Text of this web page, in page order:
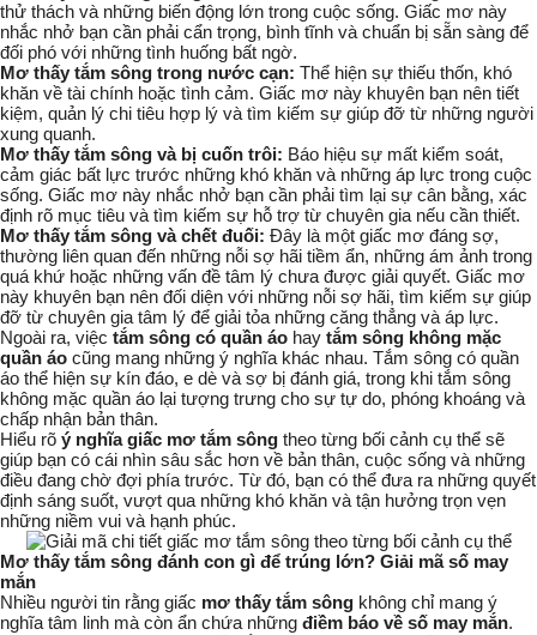
thử thách và những biến động lớn trong cuộc sống. Giấc mơ này
nhắc nhở bạn cần phải cẩn trọng, bình tĩnh và chuẩn bị sẵn sàng để
đối phó với những tình huống bất ngờ.
Mơ thấy tắm sông trong nước cạn: Thể hiện sự thiếu thốn, khó
khăn về tài chính hoặc tình cảm. Giấc mơ này khuyên bạn nên tiết
kiệm, quản lý chi tiêu hợp lý và tìm kiếm sự giúp đỡ từ những người
xung quanh.
Mơ thấy tắm sông và bị cuốn trôi: Báo hiệu sự mất kiểm soát,
cảm giác bất lực trước những khó khăn và những áp lực trong cuộc
sống. Giấc mơ này nhắc nhở bạn cần phải tìm lại sự cân bằng, xác
định rõ mục tiêu và tìm kiếm sự hỗ trợ từ chuyên gia nếu cần thiết.
Mơ thấy tắm sông và chết đuối: Đây là một giấc mơ đáng sợ,
thường liên quan đến những nỗi sợ hãi tiềm ẩn, những ám ảnh trong
quá khứ hoặc những vấn đề tâm lý chưa được giải quyết. Giấc mơ
này khuyên bạn nên đối diện với những nỗi sợ hãi, tìm kiếm sự giúp
đỡ từ chuyên gia tâm lý để giải tỏa những căng thẳng và áp lực.
Ngoài ra, việc tắm sông có quần áo hay tắm sông không mặc
quần áo cũng mang những ý nghĩa khác nhau. Tắm sông có quần
áo thể hiện sự kín đáo, e dè và sợ bị đánh giá, trong khi tắm sông
không mặc quần áo lại tượng trưng cho sự tự do, phóng khoáng và
chấp nhận bản thân.
Hiểu rõ ý nghĩa giấc mơ tắm sông theo từng bối cảnh cụ thể sẽ
giúp bạn có cái nhìn sâu sắc hơn về bản thân, cuộc sống và những
điều đang chờ đợi phía trước. Từ đó, bạn có thể đưa ra những quyết
định sáng suốt, vượt qua những khó khăn và tận hưởng trọn vẹn
những niềm vui và hạnh phúc.
Mơ thấy tắm sông đánh con gì để trúng lớn? Giải mã số may
mắn
Nhiều người tin rằng giấc mơ thấy tắm sông không chỉ mang ý
nghĩa tâm linh mà còn ẩn chứa những điềm báo về số may mắn.